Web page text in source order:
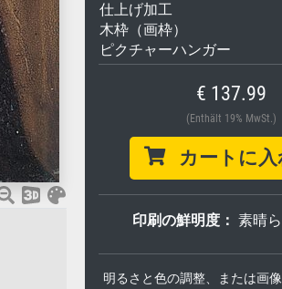
仕上げ加工
木枠（画枠）
ピクチャーハンガー
€ 137.99
(Enthält 19% MwSt.)
カートに入
印刷の鮮明度： 素晴
明るさと色の調整、または画